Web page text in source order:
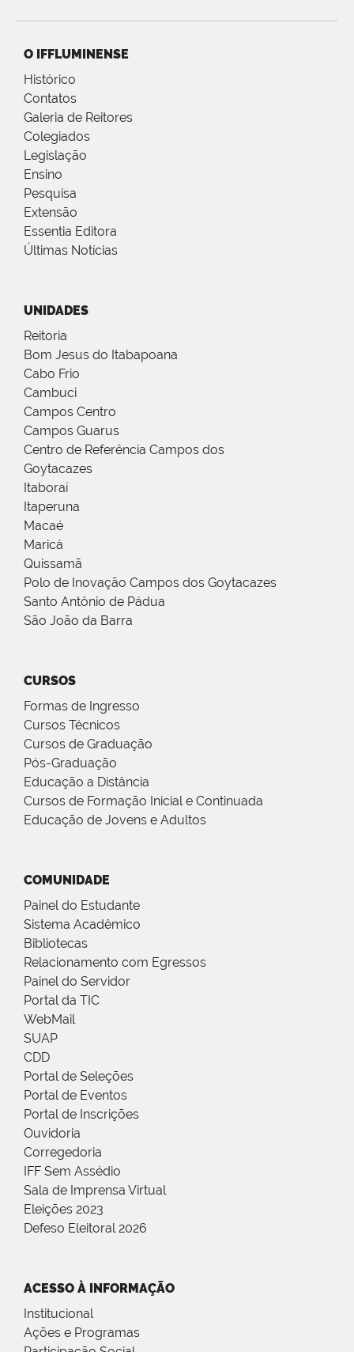
O IFFLUMINENSE
Histórico
Contatos
Galeria de Reitores
Colegiados
Legislação
Ensino
Pesquisa
Extensão
Essentia Editora
Últimas Notícias
UNIDADES
Reitoria
Bom Jesus do Itabapoana
Cabo Frio
Cambuci
Campos Centro
Campos Guarus
Centro de Referência Campos dos
Goytacazes
Itaboraí
Itaperuna
Macaé
Maricá
Quissamã
Polo de Inovação Campos dos Goytacazes
Santo Antônio de Pádua
São João da Barra
CURSOS
Formas de Ingresso
Cursos Técnicos
Cursos de Graduação
Pós-Graduação
Educação a Distância
Cursos de Formação Inicial e Continuada
Educação de Jovens e Adultos
COMUNIDADE
Painel do Estudante
Sistema Acadêmico
Bibliotecas
Relacionamento com Egressos
Painel do Servidor
Portal da TIC
WebMail
SUAP
CDD
Portal de Seleções
Portal de Eventos
Portal de Inscrições
Ouvidoria
Corregedoria
IFF Sem Assédio
Sala de Imprensa Virtual
Eleições 2023
Defeso Eleitoral 2026
ACESSO À INFORMAÇÃO
Institucional
Ações e Programas